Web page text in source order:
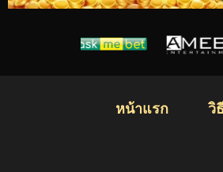
หน้าแรก วิ